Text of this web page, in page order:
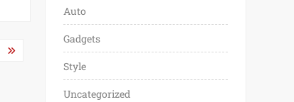
Auto
Gadgets
Style
Uncategorized